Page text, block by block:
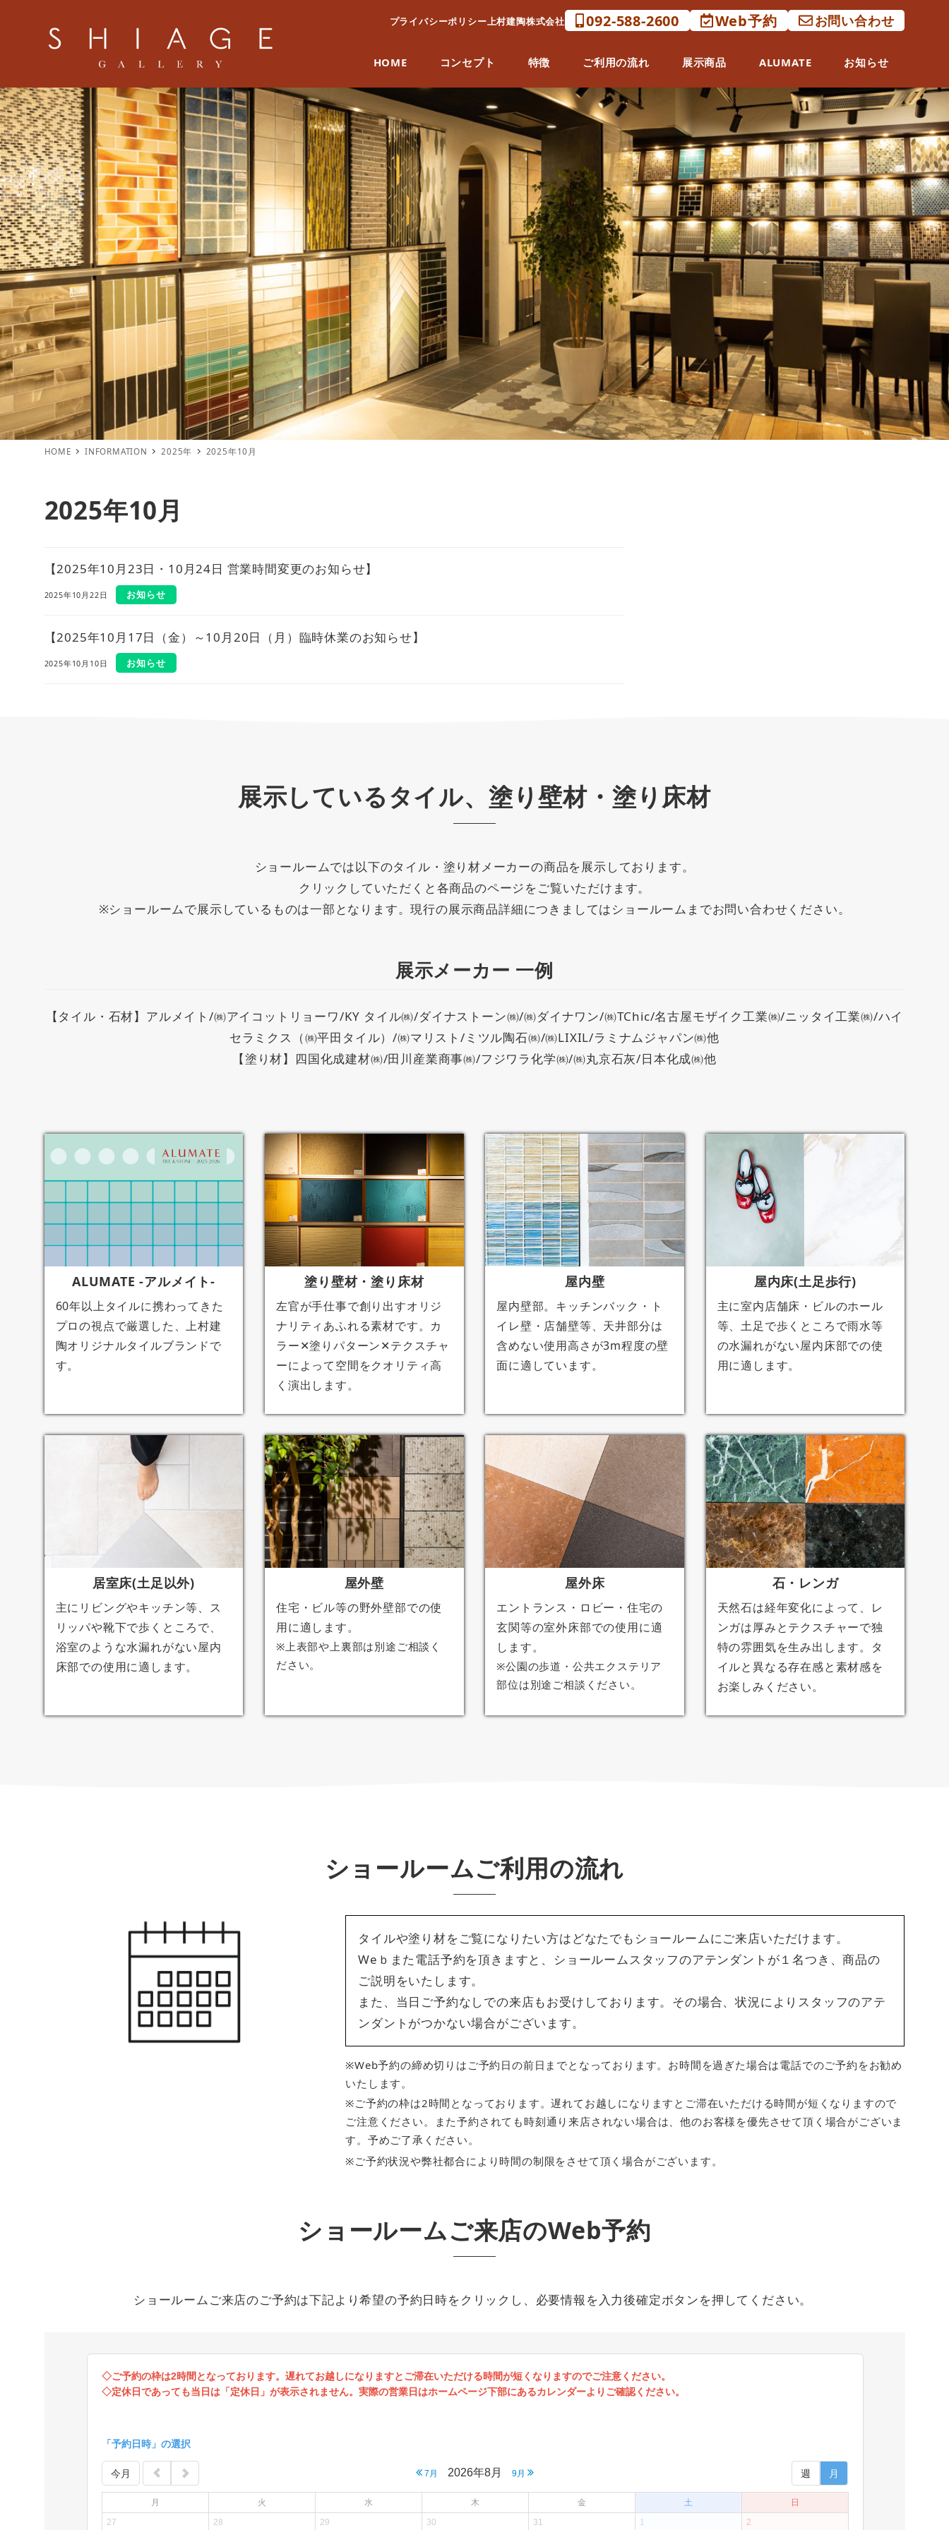
プライバシーポリシー 上村建陶株式会社 092-588-2600 Web予約 お問い合わせ
HOME コンセプト 特徴 ご利用の流れ 展示商品 ALUMATE お知らせ
HOME INFORMATION 2025年 2025年10月
2025年10月
【2025年10月23日・10月24日 営業時間変更のお知らせ】
2025年10月22日 お知らせ
【2025年10月17日（金）～10月20日（月）臨時休業のお知らせ】
2025年10月10日 お知らせ
展示しているタイル、塗り壁材・塗り床材
ショールームでは以下のタイル・塗り材メーカーの商品を展示しております。
クリックしていただくと各商品のページをご覧いただけます。
※ショールームで展示しているものは一部となります。現行の展示商品詳細につきましてはショールームまでお問い合わせください。
展示メーカー 一例
【タイル・石材】アルメイト/㈱アイコットリョーワ/KY タイル㈱/ダイナストーン㈱/㈱ダイナワン/㈱TChic/名古屋モザイク工業㈱/ニッタイ工業㈱/ハイ
セラミクス（㈱平田タイル）/㈱マリスト/ミツル陶石㈱/㈱LIXIL/ラミナムジャパン㈱他
【塗り材】四国化成建材㈱/田川産業商事㈱/フジワラ化学㈱/㈱丸京石灰/日本化成㈱他
ALUMATE -アルメイト-
60年以上タイルに携わってきた
プロの視点で厳選した、上村建
陶オリジナルタイルブランドで
す。
塗り壁材・塗り床材
左官が手仕事で創り出すオリジ
ナリティあふれる素材です。カ
ラー✕塗りパターン✕テクスチャ
ーによって空間をクオリティ高
く演出します。
屋内壁
屋内壁部。キッチンバック・ト
イレ壁・店舗壁等、天井部分は
含めない使用高さが3m程度の壁
面に適しています。
屋内床(土足歩行)
主に室内店舗床・ビルのホール
等、土足で歩くところで雨水等
の水漏れがない屋内床部での使
用に適します。
居室床(土足以外)
主にリビングやキッチン等、ス
リッパや靴下で歩くところで、
浴室のような水漏れがない屋内
床部での使用に適します。
屋外壁
住宅・ビル等の野外壁部での使
用に適します。
※上表部や上裏部は別途ご相談く
ださい。
屋外床
エントランス・ロビー・住宅の
玄関等の室外床部での使用に適
します。
※公園の歩道・公共エクステリア
部位は別途ご相談ください。
石・レンガ
天然石は経年変化によって、レ
ンガは厚みとテクスチャーで独
特の雰囲気を生み出します。タ
イルと異なる存在感と素材感を
お楽しみください。
ショールームご利用の流れ
タイルや塗り材をご覧になりたい方はどなたでもショールームにご来店いただけます。
Weｂまた電話予約を頂きますと、ショールームスタッフのアテンダントが１名つき、商品の
ご説明をいたします。
また、当日ご予約なしでの来店もお受けしております。その場合、状況によりスタッフのアテ
ンダントがつかない場合がございます。
※Web予約の締め切りはご予約日の前日までとなっております。お時間を過ぎた場合は電話でのご予約をお勧め
いたします。
※ご予約の枠は2時間となっております。遅れてお越しになりますとご滞在いただける時間が短くなりますので
ご注意ください。また予約されても時刻通り来店されない場合は、他のお客様を優先させて頂く場合がございま
す。予めご了承ください。
※ご予約状況や弊社都合により時間の制限をさせて頂く場合がございます。
ショールームご来店のWeb予約
ショールームご来店のご予約は下記より希望の予約日時をクリックし、必要情報を入力後確定ボタンを押してください。